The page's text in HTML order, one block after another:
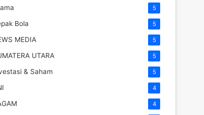
5
Bola 5
MEDIA 5
UTARA 5
& Saham 5
4
4